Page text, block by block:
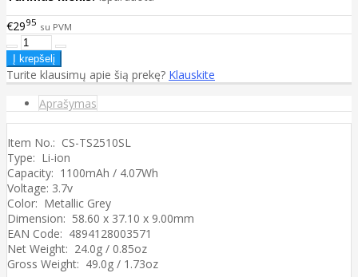
€2995 su PVM
Turite klausimų apie šią prekę? Klauskite
Aprašymas
Item No.: CS-TS2510SL
Type: Li-ion
Capacity: 1100mAh / 4.07Wh
Voltage: 3.7v
Color: Metallic Grey
Dimension: 58.60 x 37.10 x 9.00mm
EAN Code: 4894128003571
Net Weight: 24.0g / 0.85oz
Gross Weight: 49.0g / 1.73oz